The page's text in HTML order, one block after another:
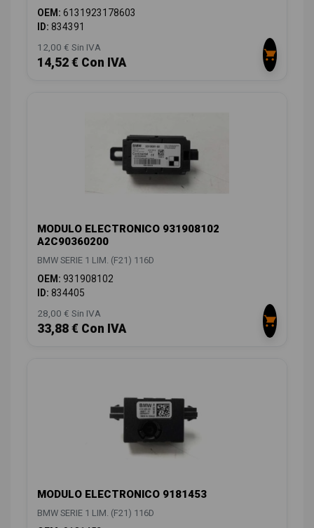
OEM: 6131923178603
ID: 834391
12,00 € Sin IVA
14,52 € Con IVA
MODULO ELECTRONICO 931908102
A2C90360200
BMW SERIE 1 LIM. (F21) 116D
OEM: 931908102
ID: 834405
28,00 € Sin IVA
33,88 € Con IVA
MODULO ELECTRONICO 9181453
BMW SERIE 1 LIM. (F21) 116D